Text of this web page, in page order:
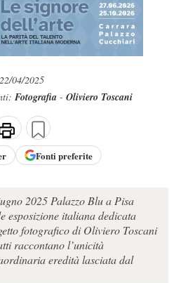
04/2025
Fotografia- Oliviero Toscani
Fonti preferite
2025 Palazzo Blu a Pisa
esposizione italiana dedicata
fotografico di Oliviero Toscani
raccontano l’unicità
eredità lasciata dal